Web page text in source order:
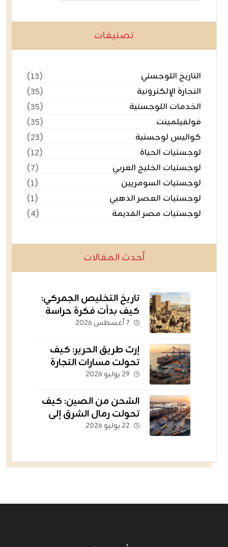
تصنيفات
التاريخ اللوجستي
(١٣)
التجارة الإلكترونية
(٣٥)
الخدمات اللوجستية
(٣٥)
فولفيلمينت
(٣٥)
كواليس لوجستية
(٢٣)
لوجستيات الحياة
(١٢)
لوجستيات الخليج العربي
(٧)
لوجستيات السومريين
(١)
لوجستيات العصر الذهبي
(١)
لوجستيات مصر القديمة
(٤)
أحدث المقالات
تاريخ التخليص الجمركي:
كيف بدأت فكرة حراسة
الثروات عبر الحدود؟
٧ أغسطس ٢٠٢٦
إرث طريق الحرير: كيف
تحولت مسارات التجارة
القديمة إلى أسطول
٢٩ يوليو ٢٠٢٦
الشحن من الصين: كيف
تحولت رمال الشرق إلى
الشريان اللوجستي
٢٢ يوليو ٢٠٢٦